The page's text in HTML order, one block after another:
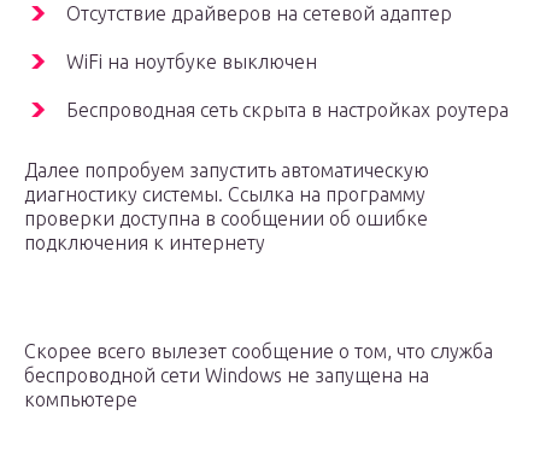
Отсутствие драйверов на сетевой адаптер
WiFi на ноутбуке выключен
Беспроводная сеть скрыта в настройках роутера
Далее попробуем запустить автоматическую
диагностику системы. Ссылка на программу
проверки доступна в сообщении об ошибке
подключения к интернету
Скорее всего вылезет сообщение о том, что служба
беспроводной сети Windows не запущена на
компьютере